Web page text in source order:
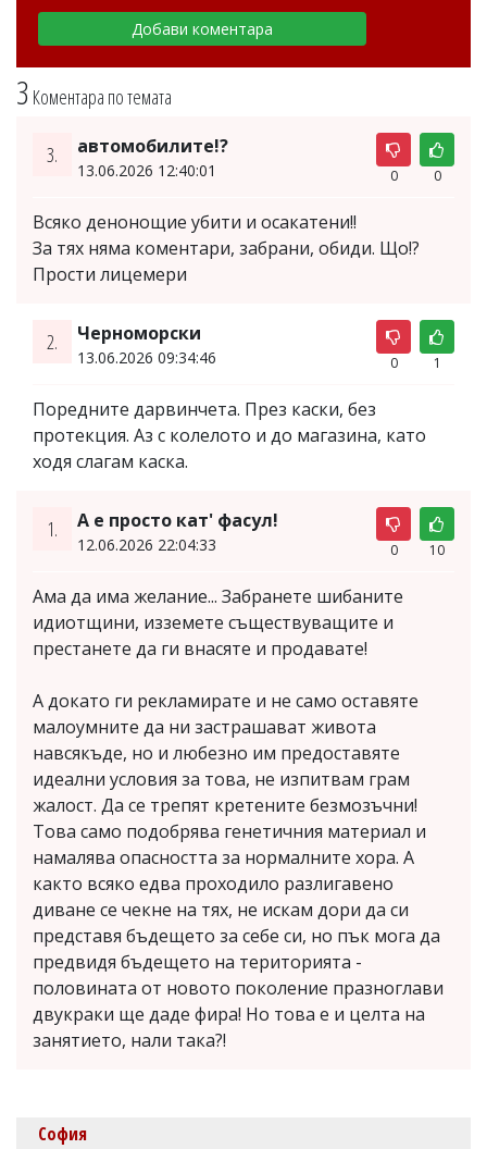
3 Коментара по темата
3. автомобилите!?
13.06.2026 12:40:01 0 0
Всяко денонощие убити и осакатени!!
За тях няма коментари, забрани, обиди. Що!?
Прости лицемери
2. Черноморски
13.06.2026 09:34:46 0 1
Поредните дарвинчета. През каски, без
протекция. Аз с колелото и до магазина, като
ходя слагам каска.
1. А е просто кат' фасул!
12.06.2026 22:04:33 0 10
Ама да има желание... Забранете шибаните
идиотщини, изземете съществуващите и
престанете да ги внасяте и продавате!
А докато ги рекламирате и не само оставяте
малоумните да ни застрашават живота
навсякъде, но и любезно им предоставяте
идеални условия за това, не изпитвам грам
жалост. Да се трепят кретените безмозъчни!
Това само подобрява генетичния материал и
намалява опасността за нормалните хора. А
както всяко едва проходило разлигавено
диване се чекне на тях, не искам дори да си
представя бъдещето за себе си, но пък мога да
предвидя бъдещето на територията -
половината от новото поколение празноглави
двукраки ще даде фира! Но това е и целта на
занятието, нали така?!
София